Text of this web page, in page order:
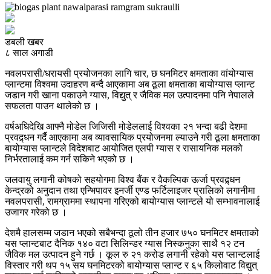
डबली खबर
८ साल अगाडी
नवलपरासी/धरायसी प्रयोजनका लागि चार, छ घनमिटर क्षमताका वांयोग्यास
प्लान्टमा विश्वमा उदाहरण बन्दै आएकामा अब ठूला क्षमताका बायोग्यास प्लान्ट
जडान गरी खाना पकाउने ग्यास, विद्युत् र जैविक मल उत्पादनमा पनि नेपालले
सफलता पाउन थालेको छ ।
वर्षअघिदेखि आफ्नै मोडेल जिजिसी मोडेललाई विश्वका २१ भन्दा बढी देशमा
प्रवद्र्धन गर्दै आएकामा अब व्यावसायिक प्रयोजनमा ल्याउने गरी ठूला क्षमताका
बायोग्यास प्लान्टले विदेशबाट आयोजित एलपी ग्यास र रासायनिक मलको
निर्भरतालाई कम गर्न सकिने भएको छ ।
जलवायु लगानी कोषको सहयोगमा विश्व बैंक र वैकल्पिक ऊर्जा प्रवद्र्धन
केन्द्रको अनुदान तथा एन्भिपावर इनर्जी एण्ड फर्टिलाइजर प्रालिको लगानीमा
नवलपरासी, रामग्राममा स्थापना गरिएको बायोग्यास प्लान्टले यो सम्भावनालाई
उजागर गरेको छ ।
देशमै हालसम्म जडान भएको सबैभन्दा ठूलो तीन हजार ७५० घनमिटर क्षमताको
यस प्लान्टबाट दैनिक १४० वटा सिलिन्डर ग्यास निस्कनुका साथै १२ टन
जैविक मल उत्पादन हुने गर्छ । कूल रु २१ करोड लगानी रहेको यस प्लान्टलाई
विस्तार गरी थप १५ सय घनमिटरको बायोग्यास प्लान्ट र ६५ किलोवाट विद्युत्